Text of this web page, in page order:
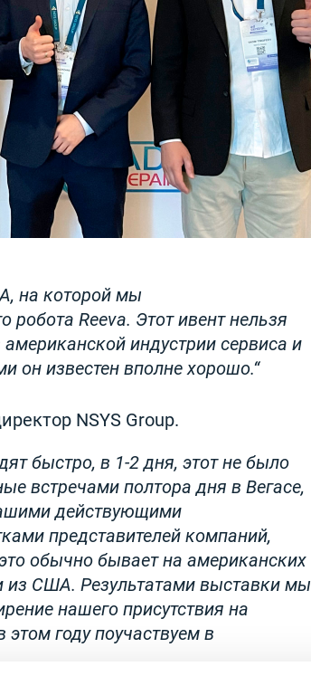
на которой мы
робота Reeva. Этот ивент нельзя
индустрии сервиса и
он известен вполне хорошо.
NSYS Group.
быстро, в 1-2 дня, этот не было
встречами полтора дня в Вегасе,
действующими
представителей компаний,
обычно бывает на американских
из США. Результатами выставки мы
нашего присутствия на
году поучаствуем в